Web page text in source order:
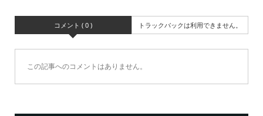
コメント ( 0 ) トラックバックは利用できません。
この記事へのコメントはありません。